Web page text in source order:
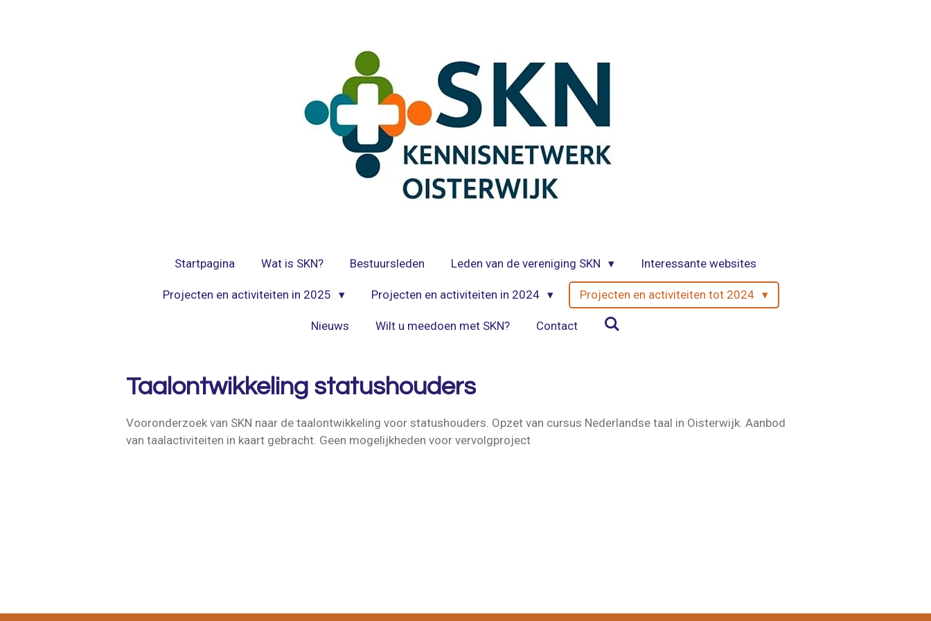
Startpagina Wat is SKN? Bestuursleden Leden van de vereniging SKN Interessante websites
Projecten en activiteiten in 2025 Projecten en activiteiten in 2024 Projecten en activiteiten tot 2024
Nieuws Wilt u meedoen met SKN? Contact
Taalontwikkeling statushouders
Vooronderzoek van SKN naar de taalontwikkeling voor status­houders. Opzet van cursus Nederlandse taal in Oisterwijk. Aanbod
van taalactiviteiten in kaart gebracht. Geen mogelijkheden voor vervolgproject